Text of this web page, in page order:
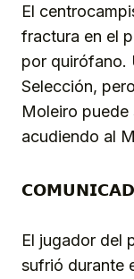
El
fractura en el
por quirófano.
Selección,
Moleiro
acudiendo al
El jugador del
sufrió durante